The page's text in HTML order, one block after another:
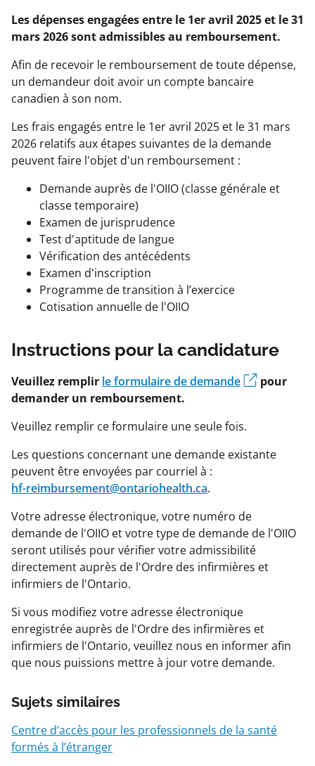
Les dépenses engagées entre le 1er avril 2025 et le 31
mars 2026 sont admissibles au remboursement.
Afin de recevoir le remboursement de toute dépense,
un demandeur doit avoir un compte bancaire
canadien à son nom.
Les frais engagés entre le 1er avril 2025 et le 31 mars
2026 relatifs aux étapes suivantes de la demande
peuvent faire l'objet d'un remboursement :
Demande auprès de l'OIIO (classe générale et
classe temporaire)
Examen de jurisprudence
Test d'aptitude de langue
Vérification des antécédents
Examen d'inscription
Programme de transition à l’exercice
Cotisation annuelle de l'OIIO
Instructions pour la candidature
Veuillez remplir le formulaire de demande
pour
demander un remboursement.
Veuillez remplir ce formulaire une seule fois.
Les questions concernant une demande existante
peuvent être envoyées par courriel à :
hf-reimbursement@ontariohealth.ca.
Votre adresse électronique, votre numéro de
demande de l'OIIO et votre type de demande de l'OIIO
seront utilisés pour vérifier votre admissibilité
directement auprès de l'Ordre des infirmières et
infirmiers de l'Ontario.
Si vous modifiez votre adresse électronique
enregistrée auprès de l'Ordre des infirmières et
infirmiers de l'Ontario, veuillez nous en informer afin
que nous puissions mettre à jour votre demande.
Sujets similaires
Centre d’accès pour les professionnels de la santé
formés à l’étranger